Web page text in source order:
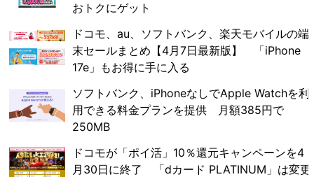
おトクにゲット
ドコモ、au、ソフトバンク、楽天モバイルの端
末セールまとめ【4月7日最新版】 「iPhone
17e」もお得に手に入る
ソフトバンク、iPhoneなしでApple Watchを利
用できる料金プランを提供 月額385円で
250MB
ドコモが「ポイ活」10％還元キャンペーンを4
月30日に終了 「dカード PLATINUM」は変更